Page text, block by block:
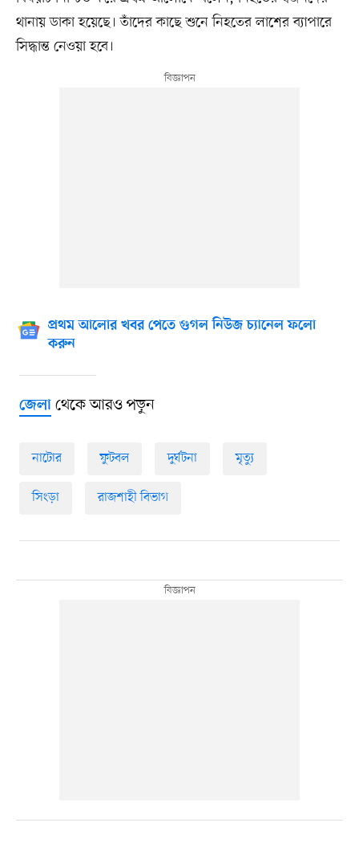
থানায় ডাকা হয়েছে। তাঁদের কাছে শুনে নিহতের লাশের ব্যাপারে
সিদ্ধান্ত নেওয়া হবে।
প্রথম আলোর খবর পেতে গুগল নিউজ চ্যানেল ফলো
করুন
জেলাথেকে আরও পড়ুন
নাটোর ফুটবল দুর্ঘটনা মৃত্যু
সিংড়া রাজশাহী বিভাগ